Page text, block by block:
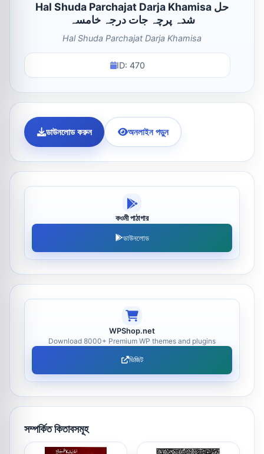
Hal Shuda Parchajat Darja Khamisa حل
شدہ پرچہ جات درجہ خامسہ
Hal Shuda Parchajat Darja Khamisa
ID: 470
ডাউনলোড করুন অনলাইন পড়ুন
কওমী পাঠাগার
ডাউনলোড
WPShop.net
Download 8000+ Premium WP themes and plugins
ভিজিট
সম্পর্কিত কিতাবসমূহ